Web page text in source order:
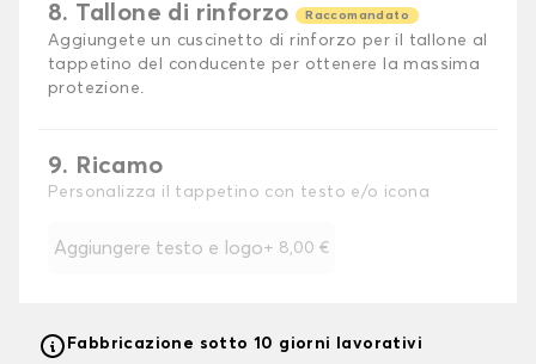
8. Tallone di rinforzo Raccomandato
Aggiungete un cuscinetto di rinforzo per il tallone al
tappetino del conducente per ottenere la massima
protezione.
9. Ricamo
Personalizza il tappetino con testo e/o icona
Aggiungere testo e logo+ 8,00 €
Fabbricazione sotto 10 giorni lavorativi